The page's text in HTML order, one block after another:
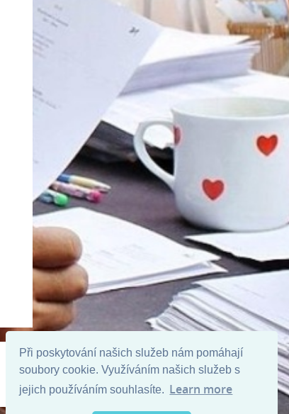
Při poskytování našich služeb nám pomáhají
soubory cookie. Využíváním našich služeb s
jejich používáním souhlasíte. Learn more